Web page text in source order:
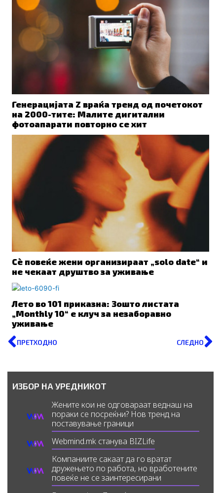
Генерацијата Z враќа тренд од почетокот
на 2000-тите: Малите дигитални
фотоапарати повторно се хит
Сè повеќе жени организираат „solo date“ и
не чекаат друштво за уживање
Лето во 101 приказна: Зошто листата
„Monthly 10“ е клуч за незаборавно
уживање
Prev
ПРЕТХОДНО СЛЕДНО
ИЗБОР НА УРЕДНИКОТ
Жените кои не одговараат веднаш на
пораки се посреќни? Нов тренд на
поставување граници
Webmind.mk станува BIZLife
Компаниите сакаат да го вратат
дружењето по работа, но вработените
повеќе не се заинтересирани